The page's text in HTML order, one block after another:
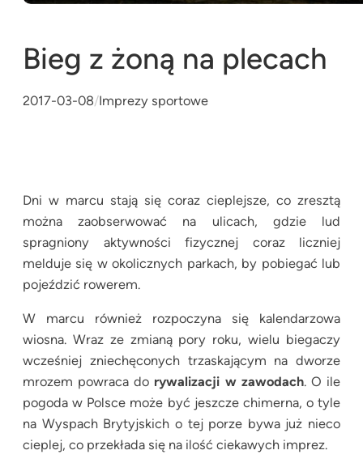
Bieg z żoną na plecach
2017-03-08/Imprezy sportowe
Dni w marcu stają się coraz cieplejsze, co zresztą
można zaobserwować na ulicach, gdzie lud
spragniony aktywności fizycznej coraz liczniej
melduje się w okolicznych parkach, by pobiegać lub
pojeździć rowerem.
W marcu również rozpoczyna się kalendarzowa
wiosna. Wraz ze zmianą pory roku, wielu biegaczy
wcześniej zniechęconych trzaskającym na dworze
mrozem powraca do rywalizacji w zawodach. O ile
pogoda w Polsce może być jeszcze chimerna, o tyle
na Wyspach Brytyjskich o tej porze bywa już nieco
cieplej, co przekłada się na ilość ciekawych imprez.